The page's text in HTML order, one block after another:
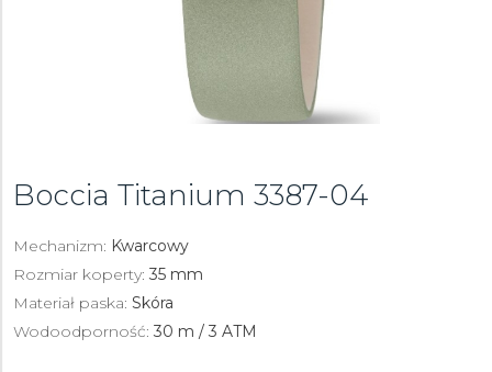
Boccia Titanium 3387-04
Mechanizm: Kwarcowy
Rozmiar koperty: 35 mm
Materiał paska: Skóra
Wodoodporność: 30 m / 3 ATM